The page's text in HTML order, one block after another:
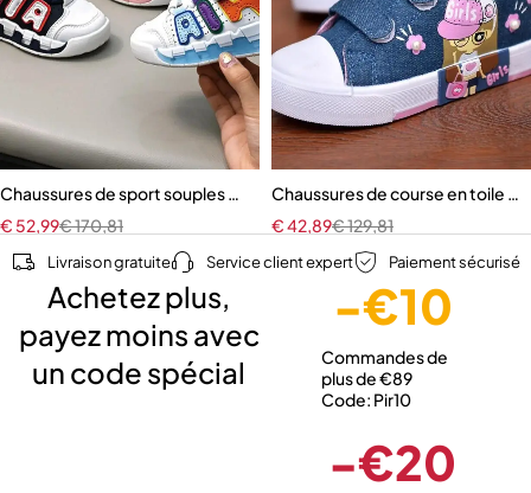
Chaussures de sport souples et décontractées pour enfants
€170,81
€ 52,99
Chaussures de course en toile
€129,81
€42,89
Livraison gratuite Service client expert Paiement sécurisé
Achetez plus,
payez moins avec
un code spécial
-€10
Commandes de
plus de €89
Code: Pir10
-€20